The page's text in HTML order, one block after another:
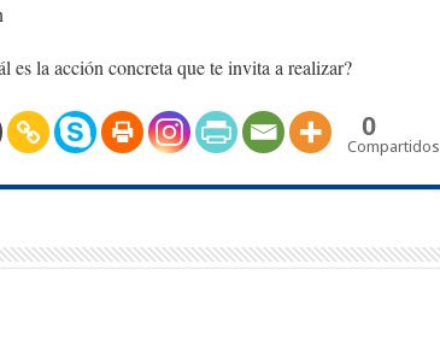
es la acción concreta que te invita a realizar?
0
Compartidos